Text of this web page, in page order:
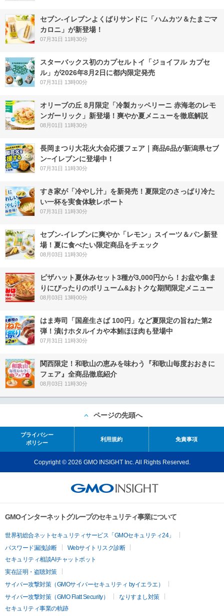
セブン‐イレブンよくばりサンドに「ハムカツ＆たまごマ
カロニ」が新登場！
07月31日 11時30分
スターバックス初のカプセルトイ「ジョイフル カプセ
ル」が2026年8月2日に都内限定発売
07月31日 13時00分
オリーブの丘 8月限定「冷製カッペリーニ 赤海老のレモ
ンガーリック」新登場！爽やか夏メニューを徹底解説
08月01日 11時30分
長岡まつり大花火大会応援フェア｜商品6品が新潟県セブ
ン−イレブンに登場中！
07月31日 11時30分
すき家が「冷やし汁」を新発売！夏限定のさっぱり冷た
い一杯を実食体験レポート
07月31日 11時30分
セブン‐イレブンに爽やか「レモン」スイーツ＆パン新登
場！夏に食べたい限定商品をチェック
08月03日 11時30分
ピザハット夏休みセット3種が3,000円から！お盆や集ま
りにぴったりのボリューム&おトクな期間限定メニュー
08月03日 13時00分
はま寿司「国産生さば 100円」など夏限定の旨ねた第2
弾！漬けホタルイカや本鮪ほほ肉も登場中
07月31日 11時30分
関西限定！和歌山の恵みを味わう『和歌山毎度おおきに
フェア』全商品徹底紹介
08月03日 11時30分
ページの先頭へ
プライバシー
ポリシー
利用規約 免責事項
Copyright © 2026 GMO INSIGHT Inc. All Rights Reserved.
GMOインターネットグループのセキュリティ事業について
世界初総合ネットセキュリティサービス「GMOセキュリティ24」
パスワード漏洩診断
Webサイトリスク診断
セキュリティ相談AIチャットボット
実在証明・盗聴対策
サイバー攻撃対策（GMOサイバーセキュリティ byイエラエ）
サイバー攻撃対策（GMO Flatt Security）
なりすまし対策
セキュリティ事業の軌跡